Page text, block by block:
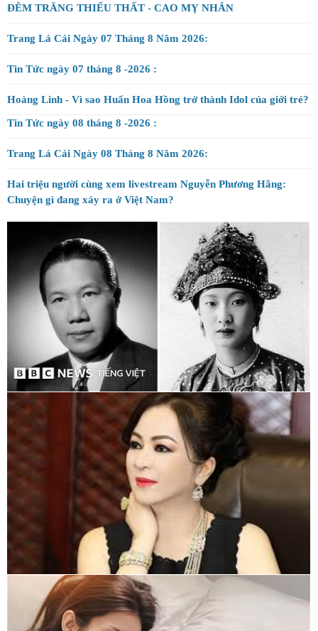
Chuyện gì đang xảy ra ở Việt Nam?
Jimmy Nguyen Nguyen - Chuyện buồn xứ Úc
BÊN LY CÀ PHÊ : Thắng lợi gần kề - Trần Thế Kỷ
ĐÊM TRĂNG THIẾU THẤT - CAO MỴ NHÂN
Trang Lá Cải Ngày 07 Tháng 8 Năm 2026:
Tin Tức ngày 07 tháng 8 -2026 :
Hoàng Linh - Vì sao Huấn Hoa Hồng trở thành Idol của giới trẻ?
Tin Tức ngày 08 tháng 8 -2026 :
Trang Lá Cải Ngày 08 Tháng 8 Năm 2026:
Hai triệu người cùng xem livestream Nguyễn Phương Hằng:
Chuyện gì đang xảy ra ở Việt Nam?
Jimmy Nguyen Nguyen - Chuyện buồn xứ Úc
Ai đang hưởng lợi từ những cuộc đấu tố ở Việt Nam?
BÊN LY CÀ PHÊ : Thắng lợi gần kề - Trần Thế Kỷ
ĐÊM TRĂNG THIẾU THẤT - CAO MỴ NHÂN
Trang Lá Cải Ngày 07 Tháng 8 Năm 2026: